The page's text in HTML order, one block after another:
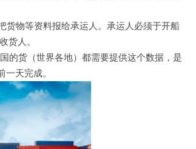
货物等资料报给承运人。承运人必须于开船
货人。
的货（世界各地）都需要提供这个数据，是
一天完成。